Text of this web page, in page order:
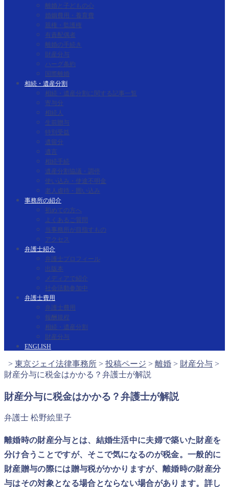
離婚と子どもの心
婚姻費用・養育費
親権・監護権
有責配偶者
離婚の手続き
財産分与
ハーグ条約
国際離婚
相続・遺産分割
相続・遺産分割に関する記事一覧
寄与分
相続人
生前贈与
特別受益
遺留分
遺言
相続手続
遺産分割協議・調停
使い込み・使途不明金
老人虐待・囲い込み
事務所の紹介
初めての方へ
よくあるご質問
当事務所が目指すもの
アクセス
弁護士紹介
弁護士プロフィール
出版本
メディアで紹介
社会活動参加中
弁護士費用
弁護士費用
報酬規程
相続・遺産分割
財産分与
ENGLISH
> 東京ジェイ法律事務所 > 投稿ページ > 離婚 > 財産分与 >
財産分与に税金はかかる？弁護士が解説
財産分与に税金はかかる？弁護士が解説
弁護士 松野絵里子
離婚時の財産分与とは、結婚生活中に夫婦で築いた財産を
分け合うことですが、そこで気になるのが税金。一般的に
財産贈与の際には贈与税がかかりますが、離婚時の財産分
与はその対象となる場合とならない場合があります。詳し